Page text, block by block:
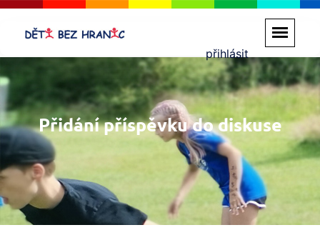
přihlásit
Přidání příspěvku do diskuse